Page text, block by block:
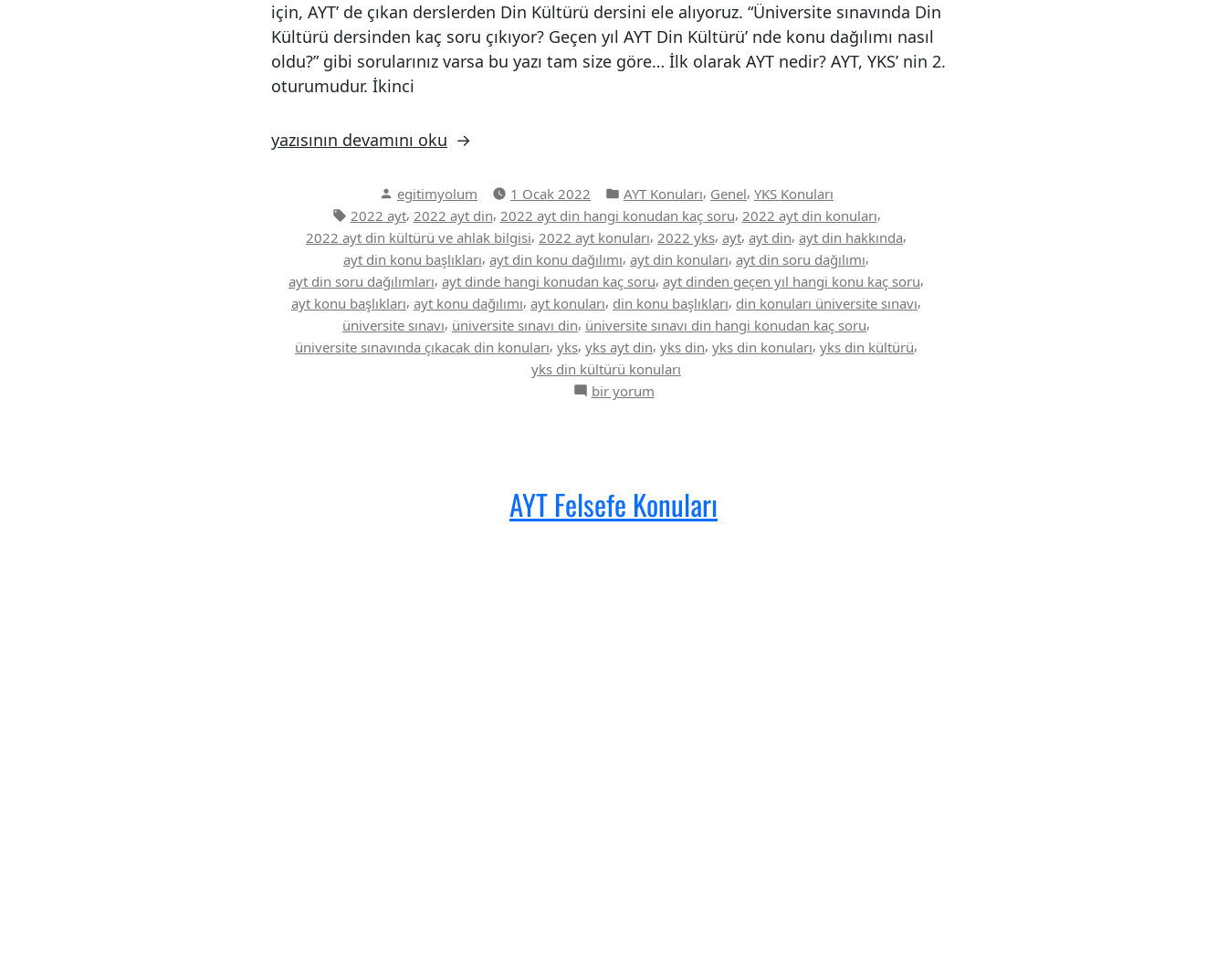
için, AYT’ de çıkan derslerden Din Kültürü dersini ele alıyoruz. “Üniversite sınavında Din
Kültürü dersinden kaç soru çıkıyor? Geçen yıl AYT Din Kültürü’ nde konu dağılımı nasıl
oldu?” gibi sorularınız varsa bu yazı tam size göre… İlk olarak AYT nedir? AYT, YKS’ nin 2.
oturumudur. İkinci
“AYT
Konuları”
yazısının devamını oku
Yazan:
egitimyolum 1 Ocak 2022
Yazı
kategorisi
AYT Konuları, Genel, YKS Konuları
Etiketler:
2022 ayt, 2022 ayt din, 2022 ayt din hangi konudan kaç soru, 2022 ayt din konuları,
2022 ayt din kültürü ve ahlak bilgisi, 2022 ayt konuları, 2022 yks, ayt, ayt din, ayt din hakkında,
ayt din konu başlıkları, ayt din konu dağılımı, ayt din konuları, ayt din soru dağılımı,
ayt din soru dağılımları, ayt dinde hangi konudan kaç soru, ayt dinden geçen yıl hangi konu kaç soru,
ayt konu başlıkları, ayt konu dağılımı, ayt konuları, din konu başlıkları, din konuları üniversite sınavı,
üniversite sınavı, üniversite sınavı din, üniversite sınavı din hangi konudan kaç soru,
üniversite sınavında çıkacak din konuları, yks, yks ayt din, yks din, yks din konuları, yks din kültürü,
yks din kültürü konuları
AYT
bir yorum
AYT Felsefe Konuları